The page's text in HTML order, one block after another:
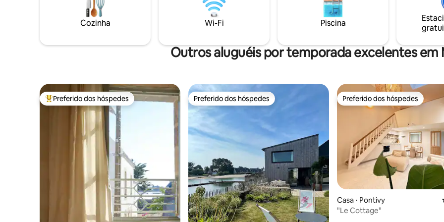
independente acomodam
confortavelmente famílias ou amigos.
Um lugar raro onde o luxo, a natureza e a
encantadora com mercado e
supermercado a 4 minutos de carro da
casa. Campo de golfe a 10 minutos de
caiaque no mar, kite-surf,
árvores, visitas culturais,
barco...
Cozinha Wi-Fi Piscina
Outros aluguéis por temporada excelentes em
Entre os melhores preferidos dos hóspedes
Preferido dos hóspedes Preferido dos hóspedes
Preferido dos hóspedes Preferido dos hóspedes
Preferido dos hóspedes
Casa ⋅ Pontivy
"Le Cottage"